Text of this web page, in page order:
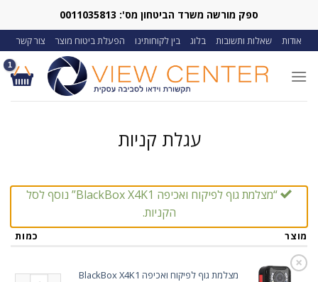
content
ספק מורשה משרד הביטחון מס': 0011035813
אודות שאלות ותשובות בלוג בין לקוחותינו הפעלת ביטוח מוצר צור קשר
עגלת קניות
“מצלמת גוף לפיקוח ואכיפה BlackBox X4K1” נוסף לסל
הקניות.
מוצר כמות
×
מצלמת גוף לפיקוח ואכיפה BlackBox X4K1